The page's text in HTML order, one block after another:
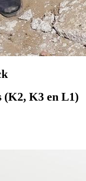
(K2, K3 en L1)